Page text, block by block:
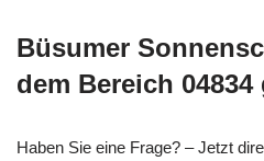
Büsumer
dem Bereich
Haben Sie eine Frage? – Jetzt